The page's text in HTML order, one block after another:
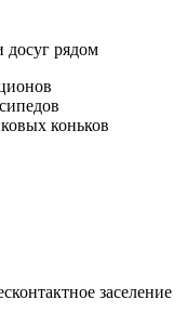
досуг рядом
коньков
заселение